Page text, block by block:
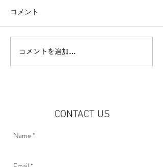
イベント「Best Wishes 新
町」開催
コメント
コメントを追加…
CONTACT US